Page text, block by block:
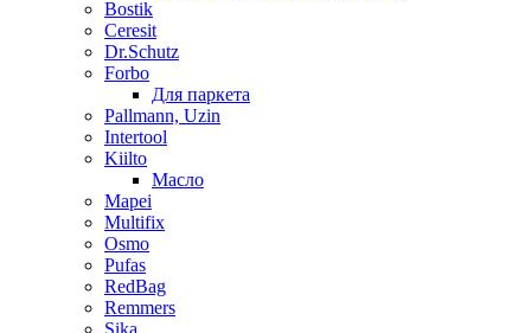
Bostik
Ceresit
Dr.Schutz
Forbo
Для паркета
Pallmann, Uzin
Intertool
Kiilto
Масло
Mapei
Multifix
Osmo
Pufas
RedBag
Remmers
Sika